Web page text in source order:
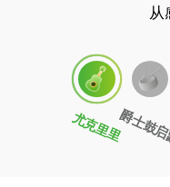
从
尤克里里爵士鼓